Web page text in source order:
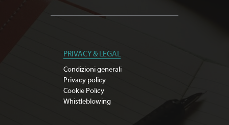
PRIVACY & LEGAL
Condizioni generali
Privacy policy
Cookie Policy
Whistleblowing